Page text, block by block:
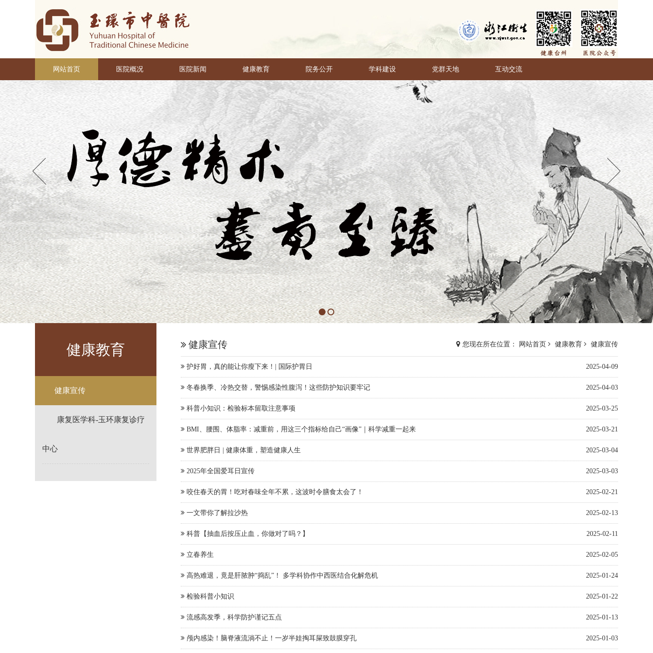
网站首页 医院概况 医院新闻 健康教育 院务公开 学科建设 党群天地 互动交流
健康教育
健康宣传
康复医学科-玉环康复诊疗
中心
您现在所在位置： 网站首页 健康教育 健康宣传
健康宣传
护好胃，真的能让你瘦下来！| 国际护胃日 2025-04-09
冬春换季、冷热交替，警惕感染性腹泻！这些防护知识要牢记 2025-04-03
科普小知识：检验标本留取注意事项 2025-03-25
BMI、腰围、体脂率：减重前，用这三个指标给自己“画像”｜科学减重一起来 2025-03-21
世界肥胖日 | 健康体重，塑造健康人生 2025-03-04
2025年全国爱耳日宣传 2025-03-03
咬住春天的胃！吃对春味全年不累，这波时令膳食太会了！ 2025-02-21
一文带你了解拉沙热 2025-02-13
科普【抽血后按压止血，你做对了吗？】 2025-02-11
立春养生 2025-02-05
高热难退，竟是肝脓肿“捣乱”！ 多学科协作中西医结合化解危机 2025-01-24
检验科普小知识 2025-01-22
流感高发季，科学防护谨记五点 2025-01-13
颅内感染！脑脊液流淌不止！一岁半娃掏耳屎致鼓膜穿孔 2025-01-03